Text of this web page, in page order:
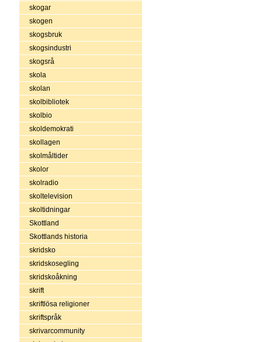
skogar
skogen
skogsbruk
skogsindustri
skogsrå
skola
skolan
skolbibliotek
skolbio
skoldemokrati
skollagen
skolmåltider
skolor
skolradio
skoltelevision
skoltidningar
Skottland
Skottlands historia
skridsko
skridskosegling
skridskoåkning
skrift
skriftlösa religioner
skriftspråk
skrivarcommunity